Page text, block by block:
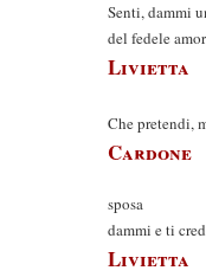
Senti, dammi
del fedele
Livietta
Son
Che pretendi,
Cardone
La
sposa
dammi e ti
Livietta